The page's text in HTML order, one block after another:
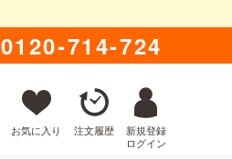
0120-714-724
お気に入り 注文履歴
新規登録
ログイン